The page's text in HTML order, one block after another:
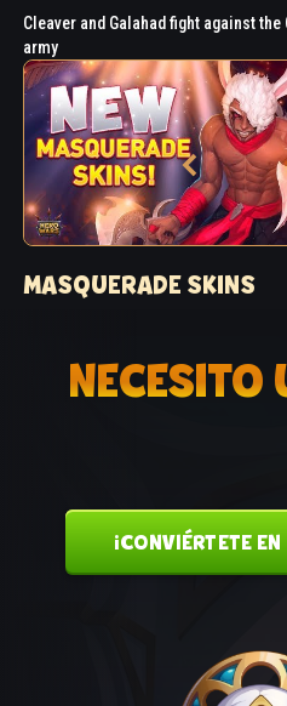
Cleaver and Galahad fight against the
army
MASQUERADE SKINS
NECESITO
¡CONVIÉRTETE